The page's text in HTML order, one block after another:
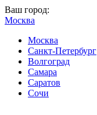
Ваш город:
Москва
Москва
Санкт-Петербург
Волгоград
Самара
Саратов
Сочи